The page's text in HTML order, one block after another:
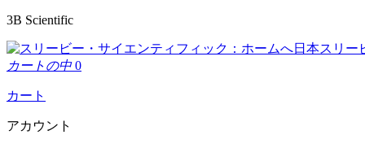
3B Scientific
日本スリー
カートの中 0
カート
アカウント